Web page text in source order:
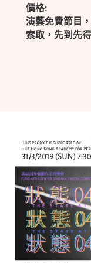
價格:
演藝免費節目
索取，先到先得